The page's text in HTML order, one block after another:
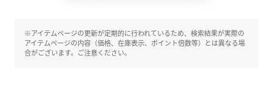
※アイテムページの更新が定期的に行われているため、検索結果が実際の
アイテムページの内容（価格、在庫表示、ポイント倍数等）とは異なる場
合がございます。ご注意ください。